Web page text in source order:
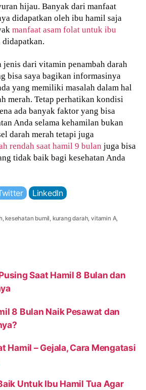
hijau. Banyak dari manfaat
didapatkan oleh ibu hamil saja
manfaat asam folat untuk ibu
didapatkan.
jenis dari vitamin penambah darah
bisa saya bagikan informasinya
yang memiliki masalah dalam hal
merah. Tetap perhatikan kondisi
ada banyak faktor yang bisa
Anda selama kehamilan bukan
darah merah tetapi juga
rendah saat hamil 9 bulan juga bisa
tidak baik bagi kesehatan Anda
LinkedIn
,kesehatan bumil, kurang darah,vitamin A,
Saat Hamil 8 Bulan dan
8 Bulan Naik Pesawat dan
Hamil – Gejala, Cara Mengatasi
Untuk Ibu Hamil Tua Agar